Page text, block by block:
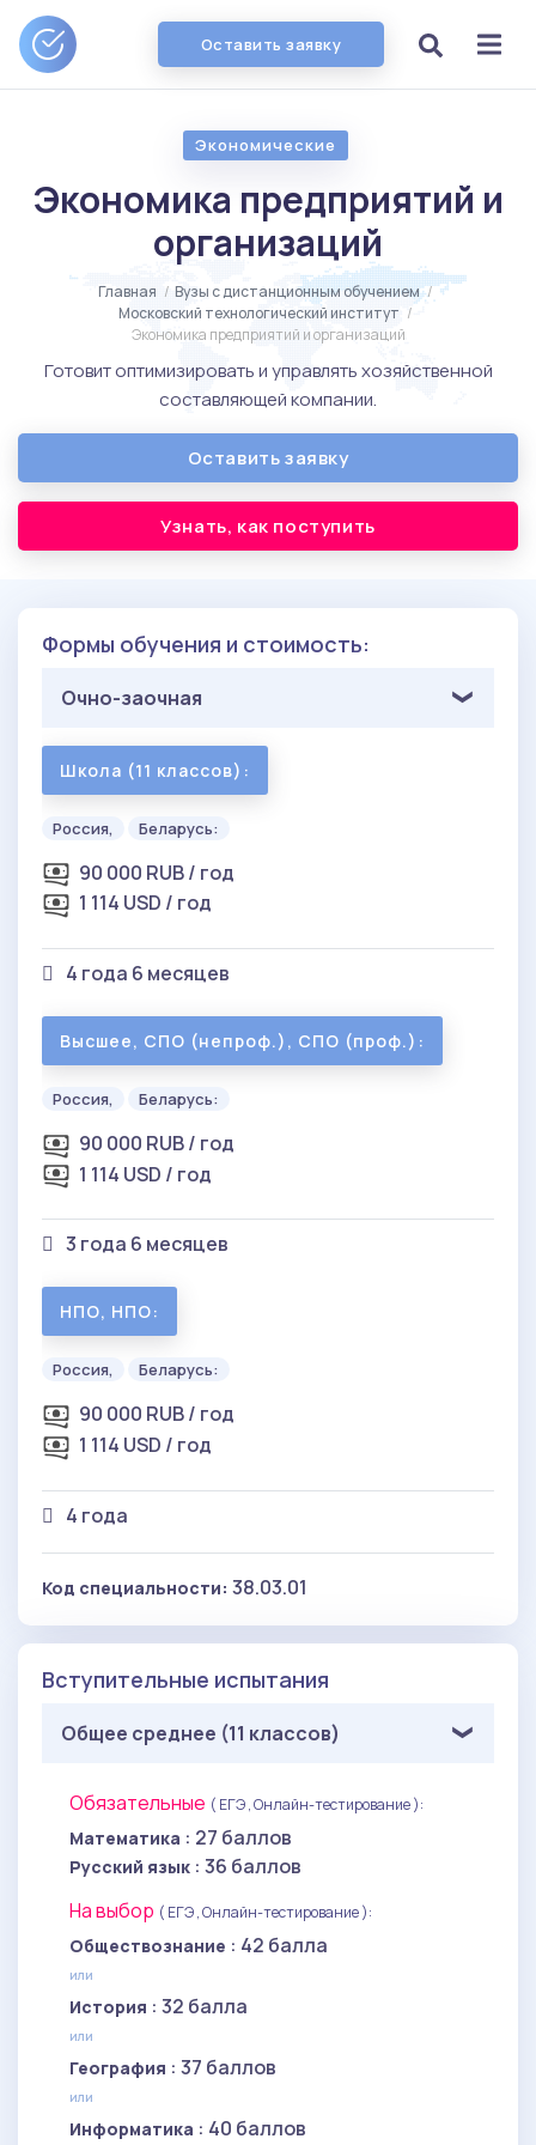
Оставить заявку
Экономические
Экономика предприятий и
организаций
Главная / Вузы с дистанционным обучением /
Московский технологический институт /
Экономика предприятий и организаций
Готовит оптимизировать и управлять хозяйственной
составляющей компании.
Оставить заявку
Узнать, как поступить
Формы обучения и стоимость:
Очно-заочная
Школа (11 классов):
Россия, Беларусь:
90 000 RUB / год
1 114 USD / год
4 года 6 месяцев
Высшее, СПО (непроф.), СПО (проф.):
Россия, Беларусь:
90 000 RUB / год
1 114 USD / год
3 года 6 месяцев
НПО, НПО:
Россия, Беларусь:
90 000 RUB / год
1 114 USD / год
4 года
Код специальности: 38.03.01
Вступительные испытания
Общее среднее (11 классов)
Обязательные ( ЕГЭ , Онлайн-тестирование ):
Математика : 27 баллов
Русский язык : 36 баллов
На выбор ( ЕГЭ , Онлайн-тестирование ):
Обществознание : 42 балла
или
История : 32 балла
или
География : 37 баллов
или
Информатика : 40 баллов